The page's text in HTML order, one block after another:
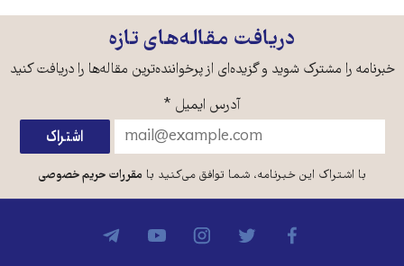
دریافت مقاله‌های تازه
خبرنامه را مشترک شوید و گزیده‌ای از پرخواننده‌ترین مقاله‌ها را دریافت کنید
آدرس ایمیل *
با اشتراک این خبرنامه، شما توافق می‌کنید بامقررات حریم خصوصی